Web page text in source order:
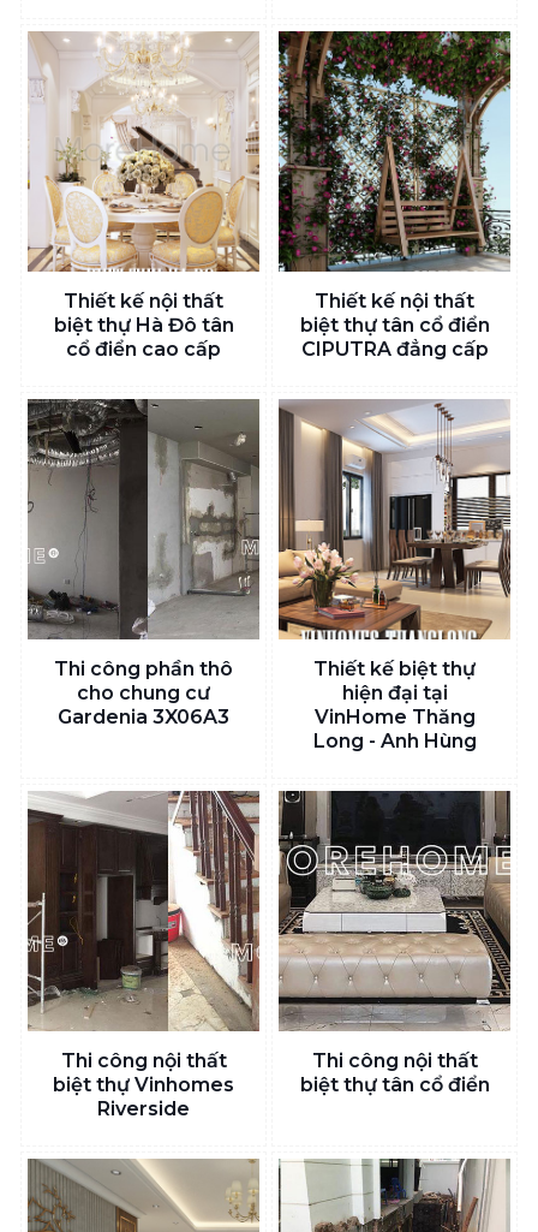
Thiết kế nội thất
biệt thự Hà Đô tân
cổ điển cao cấp
Thiết kế nội thất
biệt thự tân cổ điển
CIPUTRA đẳng cấp
Thi công phần thô
cho chung cư
Gardenia 3X06A3
Thiết kế biệt thự
hiện đại tại
VinHome Thăng
Long - Anh Hùng
Thi công nội thất
biệt thự Vinhomes
Riverside
Thi công nội thất
biệt thự tân cổ điển